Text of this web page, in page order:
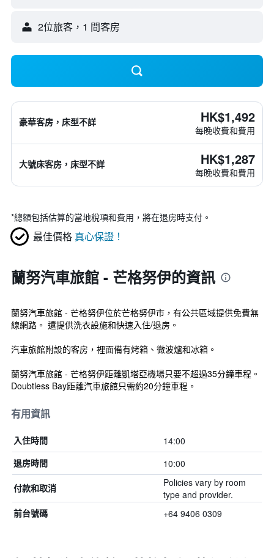
2位旅客，1 間客房
豪華客房，床型不詳 HK$1,492
每晚收費和費用
大號床客房，床型不詳 HK$1,287
每晚收費和費用
*總額包括估算的當地稅項和費用，將在退房時支付。
最佳價格 真心保證！
蘭努汽車旅館 - 芒格努伊的資訊
蘭努汽車旅館 - 芒格努伊位於芒格努伊市，有公共區域提供免費無
線網路。 還提供洗衣設施和快速入住/退房。
汽車旅館附設的客房，裡面備有烤箱、微波爐和冰箱。
蘭努汽車旅館 - 芒格努伊距離凱塔亞機場只要不超過35分鐘車程。
Doubtless Bay距離汽車旅館只需約20分鐘車程。
有用資訊
入住時間 14:00
退房時間 10:00
付款和取消
Policies vary by room
type and provider.
前台號碼 +64 9406 0309